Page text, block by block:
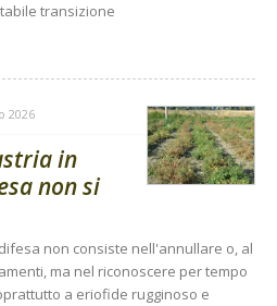
transizione
2026
in
non si
non consiste nell'annullare o, al
ma nel riconoscere per tempo
a eriofide rugginoso e